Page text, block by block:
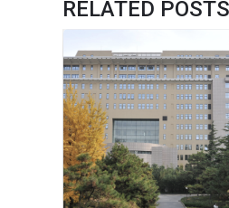
RELATED POSTS